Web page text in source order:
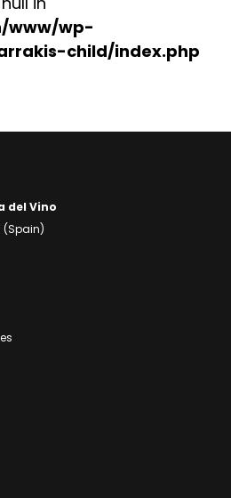
www/wp-
child/index.php
del Vino
(Spain)